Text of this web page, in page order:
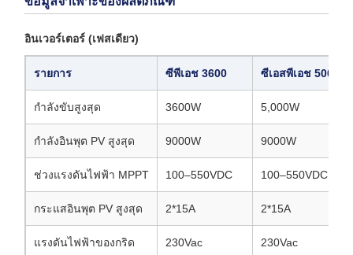
อินเวอร์เตอร์ (เฟสเดียว)
รายการ ซีพีเอช 3600 ซีเอสพีเอช 5000
กำลังขับสูงสุด 3600W 5,000W
กำลังอินพุต PV สูงสุด 9000W 9000W
ช่วงแรงดันไฟฟ้า MPPT 100–550VDC 100–550VDC
กระแสอินพุต PV สูงสุด 2*15A 2*15A
แรงดันไฟฟ้าของกริด 230Vac 230Vac